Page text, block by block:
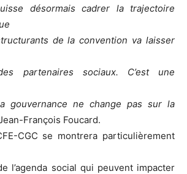
désormais cadrer la trajectoire
de la convention va laisser
partenaires sociaux. C’est une
gouvernance ne change pas sur la
François Foucard.
CGC se montrera particulièrement
l’agenda social qui peuvent impacter